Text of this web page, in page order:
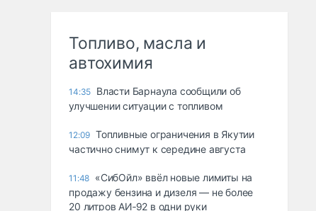
Топливо, масла и
автохимия
14:35 Власти Барнаула сообщили об
улучшении ситуации с топливом
12:09 Топливные ограничения в Якутии
частично снимут к середине августа
11:48 «СибОйл» ввёл новые лимиты на
продажу бензина и дизеля — не более
20 литров АИ‑92 в одни руки